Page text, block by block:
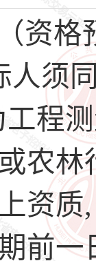
资
人须
工程
农
资质
前